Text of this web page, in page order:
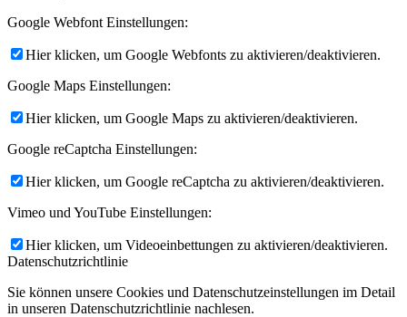
Google Webfont Einstellungen:
Hier klicken, um Google Webfonts zu aktivieren/deaktivieren.
Google Maps Einstellungen:
Hier klicken, um Google Maps zu aktivieren/deaktivieren.
Google reCaptcha Einstellungen:
Hier klicken, um Google reCaptcha zu aktivieren/deaktivieren.
Vimeo und YouTube Einstellungen:
Hier klicken, um Videoeinbettungen zu aktivieren/deaktivieren.
Datenschutzrichtlinie
Sie können unsere Cookies und Datenschutzeinstellungen im Detail
in unseren Datenschutzrichtlinie nachlesen.